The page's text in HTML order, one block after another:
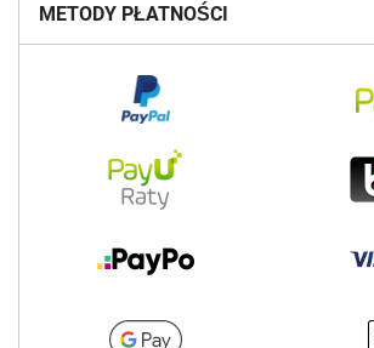
METODY PŁATNOŚCI